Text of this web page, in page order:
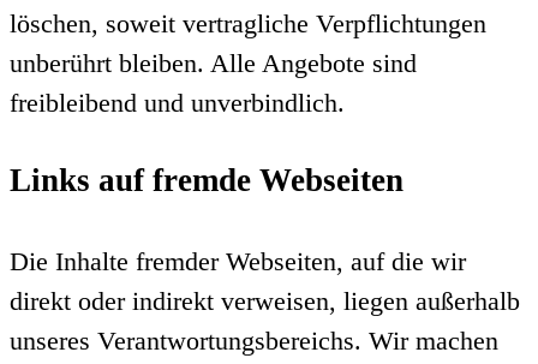
löschen, soweit vertragliche Verpflichtungen
unberührt bleiben. Alle Angebote sind
freibleibend und unverbindlich.
Links auf fremde Webseiten
Die Inhalte fremder Webseiten, auf die wir
direkt oder indirekt verweisen, liegen außerhalb
unseres Verantwortungsbereichs. Wir machen